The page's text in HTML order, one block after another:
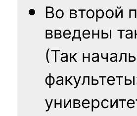
Во второй
введены
(Так